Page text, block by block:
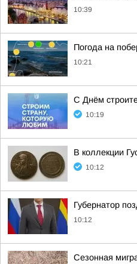
10:39
Погода на
10:21
С Днём
10:19
В коллекции
10:12
Губернатор
10:12
Сезонная